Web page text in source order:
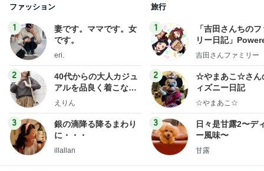
ファッション
1
妻です。ママです。女
です。
eri.
2
40代からの大人カジュ
アルを品良く着こなす
ファッションブログ
えりん
3
銀の滴降る降るまわり
に・・・
illallan
旅行
1
「吉田さんちの
リー日記」
y Ameba 吉田さ
ログ
吉田さんファミリー
2
☆やまあこ☆さん
ィズニー日記
☆やまあこ☆
3
日々是甘露2〜デ
ー風味〜
甘露